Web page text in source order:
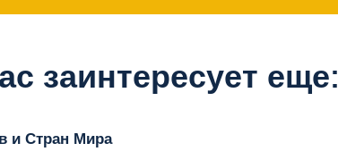
(Дубай)
The Palm.
заинтересует еще:
и Стран Мира